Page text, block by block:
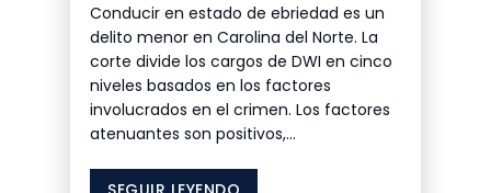
Conducir en estado de ebriedad es un
delito menor en Carolina del Norte. La
corte divide los cargos de DWI en cinco
niveles basados en los factores
involucrados en el crimen. Los factores
atenuantes son positivos,...